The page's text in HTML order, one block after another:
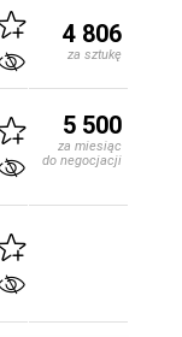
4 806
za sztukę
5 500
za miesiąc
do negocjacji